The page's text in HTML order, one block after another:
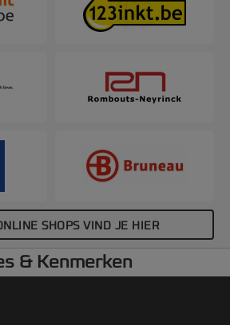
SHOPS VIND JE HIER
& Kenmerken